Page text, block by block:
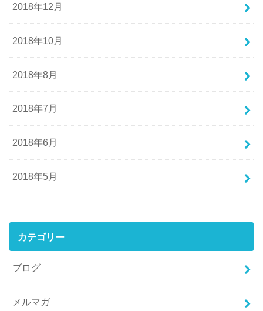
2018年12月
2018年10月
2018年8月
2018年7月
2018年6月
2018年5月
カテゴリー
ブログ
メルマガ